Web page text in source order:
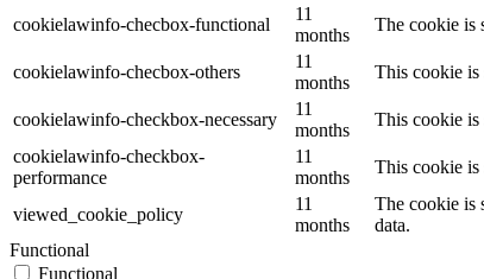
cookielawinfo-checbox-functional
11
months
The cookie is
cookielawinfo-checbox-others
11
months
This cookie is
cookielawinfo-checkbox-necessary
11
months
This cookie is
cookielawinfo-checkbox-
performance
11
months
This cookie is
viewed_cookie_policy
11
months
The cookie is
data.
Functional
Functional